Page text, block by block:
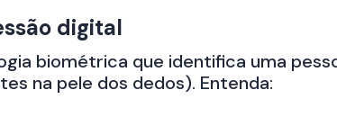
digital
biométrica que identifica uma
na pele dos dedos). Entenda: